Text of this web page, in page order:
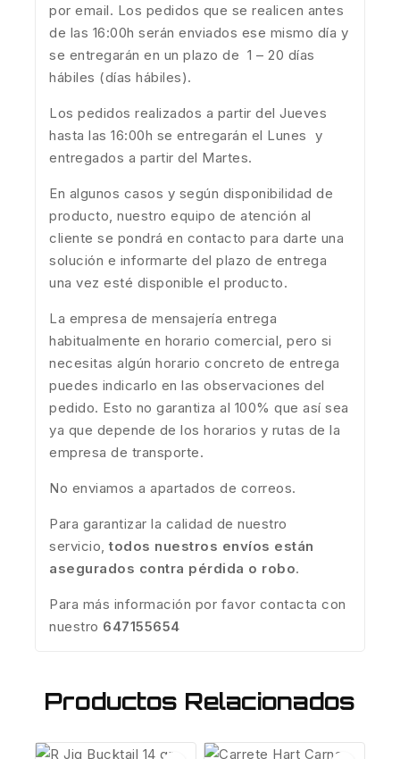
por email. Los pedidos que se realicen antes
de las 16:00h serán enviados ese mismo día y
se entregarán en un plazo de 1 – 20 días
hábiles (días hábiles).
Los pedidos realizados a partir del Jueves
hasta las 16:00h se entregarán el Lunes y
entregados a partir del Martes.
En algunos casos y según disponibilidad de
producto, nuestro equipo de atención al
cliente se pondrá en contacto para darte una
solución e informarte del plazo de entrega
una vez esté disponible el producto.
La empresa de mensajería entrega
habitualmente en horario comercial, pero si
necesitas algún horario concreto de entrega
puedes indicarlo en las observaciones del
pedido. Esto no garantiza al 100% que así sea
ya que depende de los horarios y rutas de la
empresa de transporte.
No enviamos a apartados de correos.
Para garantizar la calidad de nuestro
servicio,todos nuestros envíos están
asegurados contra pérdida o robo.
Para más información por favor contacta con
nuestro 647155654
Productos Relacionados